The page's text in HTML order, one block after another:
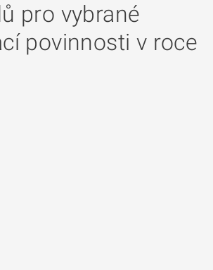
pro vybrané
povinnosti v roce